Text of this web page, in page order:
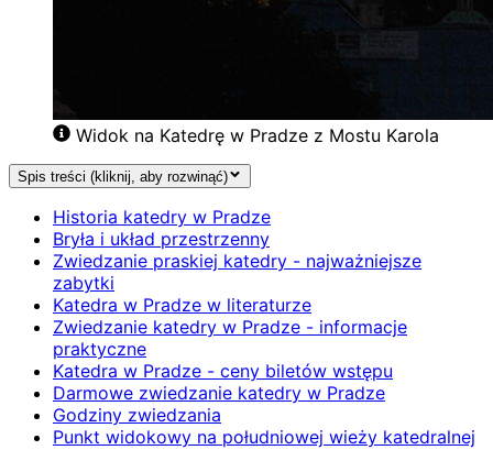
Widok na Katedrę w Pradze z Mostu Karola
Spis treści (kliknij, aby rozwinąć)
Historia katedry w Pradze
Bryła i układ przestrzenny
Zwiedzanie praskiej katedry - najważniejsze
zabytki
Katedra w Pradze w literaturze
Zwiedzanie katedry w Pradze - informacje
praktyczne
Katedra w Pradze - ceny biletów wstępu
Darmowe zwiedzanie katedry w Pradze
Godziny zwiedzania
Punkt widokowy na południowej wieży katedralnej